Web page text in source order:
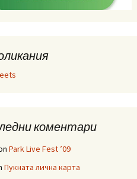
коментари
Park Live Fest ’09
Пукната лична карта